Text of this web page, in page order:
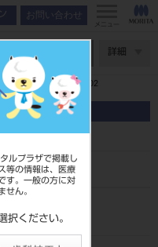
ルプラザで掲載し
等の情報は、医療
す。一般の方に対
せん。
択ください。
お問い合わせ
メニュー
詳細
ーII（非吸収性） TD-02
吸収性） TD-02